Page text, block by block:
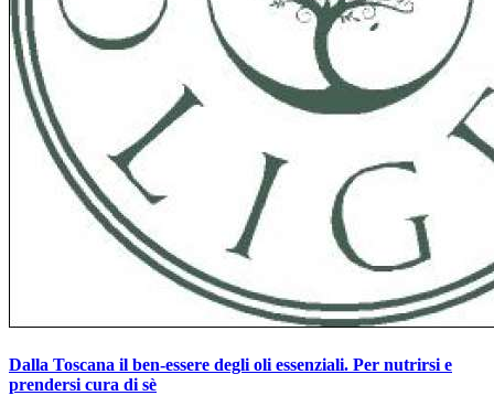
Dalla Toscana il ben-essere degli oli essenziali. Per nutrirsi e
prendersi cura di sè